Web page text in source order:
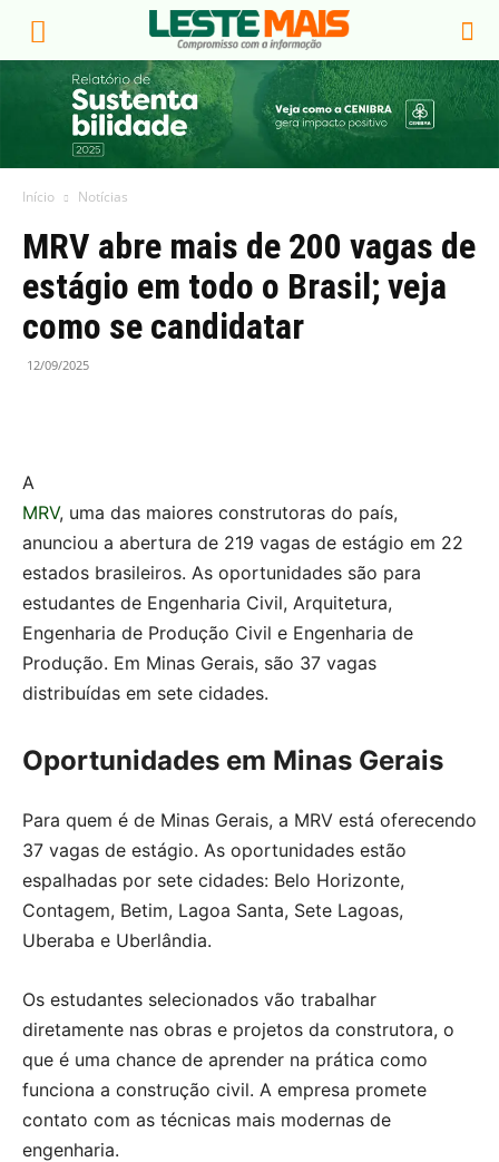
Início Notícias
MRV abre mais de 200 vagas de
estágio em todo o Brasil; veja
como se candidatar
12/09/2025
A
MRV, uma das maiores construtoras do país,
anunciou a abertura de 219 vagas de estágio em 22
estados brasileiros. As oportunidades são para
estudantes de Engenharia Civil, Arquitetura,
Engenharia de Produção Civil e Engenharia de
Produção. Em Minas Gerais, são 37 vagas
distribuídas em sete cidades.
Oportunidades em Minas Gerais
Para quem é de Minas Gerais, a MRV está oferecendo
37 vagas de estágio. As oportunidades estão
espalhadas por sete cidades: Belo Horizonte,
Contagem, Betim, Lagoa Santa, Sete Lagoas,
Uberaba e Uberlândia.
Os estudantes selecionados vão trabalhar
diretamente nas obras e projetos da construtora, o
que é uma chance de aprender na prática como
funciona a construção civil. A empresa promete
contato com as técnicas mais modernas de
engenharia.